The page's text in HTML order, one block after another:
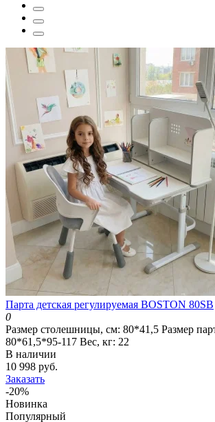
Парта детская регулируемая BOSTON 80SB
0
Размер столешницы, см: 80*41,5 Размер
80*61,5*95-117 Вес, кг: 22
В наличии
10 998 руб.
Заказать
-20%
Новинка
Популярный